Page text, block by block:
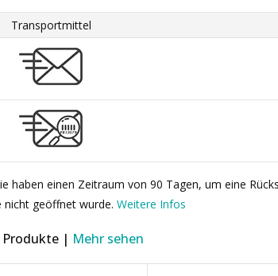
Transportmittel
haben einen Zeitraum von 90 Tagen, um eine
nicht geöffnet wurde. Weitere Infos
| Mehr sehen